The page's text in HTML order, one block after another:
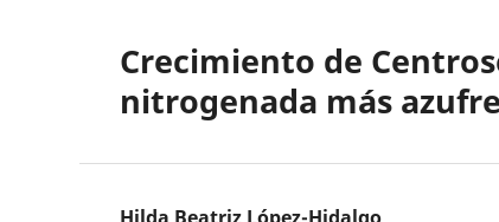
Crecimiento de
nitrogenada más